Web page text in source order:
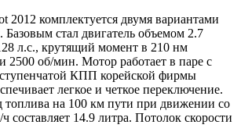
2012 комплектуется двумя вариантами
Базовым стал двигатель объемом 2.7
л.с., крутящий момент в 210 нм
2500 об/мин. Мотор работает в паре с
КПП корейской фирмы
легкое и четкое переключение.
топлива на 100 км пути при движении со
составляет 14.9 литра. Потолок скорости